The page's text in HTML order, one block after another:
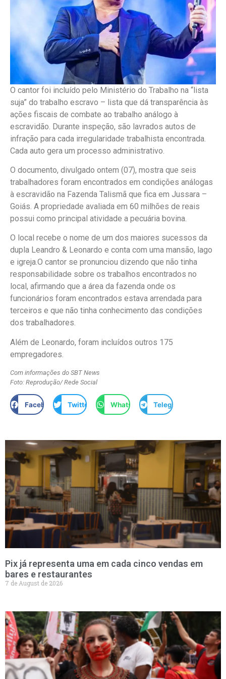
O cantor foi incluído pelo Ministério do Trabalho na “lista
suja” do trabalho escravo – lista que dá transparência às
ações fiscais de combate ao trabalho análogo à
escravidão. Durante inspeção, são lavrados autos de
infração para cada irregularidade trabalhista encontrada.
Cada auto gera um processo administrativo.
O documento, divulgado ontem (07), mostra que seis
trabalhadores foram encontrados em condições análogas
à escravidão na Fazenda Talismã que fica em Jussara –
Goiás. A propriedade avaliada em 60 milhões de reais
possui como principal atividade a pecuária bovina.
O local recebe o nome de um dos maiores sucessos da
dupla Leandro & Leonardo e conta com uma mansão, lago
e igreja.O cantor se pronunciou dizendo que não tinha
responsabilidade sobre os trabalhos encontrados no
local, afirmando que a área da fazenda onde os
funcionários foram encontrados estava arrendada para
terceiros e que não tinha conhecimento das condições
dos trabalhadores.
Além de Leonardo, foram incluídos outros 175
empregadores.
Com informações do SBT News
Foto: Reprodução/ Rede Social
Facebook Twitter WhatsApp Telegram
Pix já representa uma em cada cinco vendas em
bares e restaurantes
7 de August de 2026